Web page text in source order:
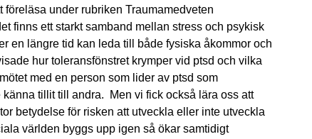
föreläsa under rubriken Traumamedveten
finns ett starkt samband mellan stress och psykisk
en längre tid kan leda till både fysiska åkommor och
hur toleransfönstret krymper vid ptsd och vilka
med en person som lider av ptsd som
tillit till andra. Men vi fick också lära oss att
betydelse för risken att utveckla eller inte utveckla
världen byggs upp igen så ökar samtidigt